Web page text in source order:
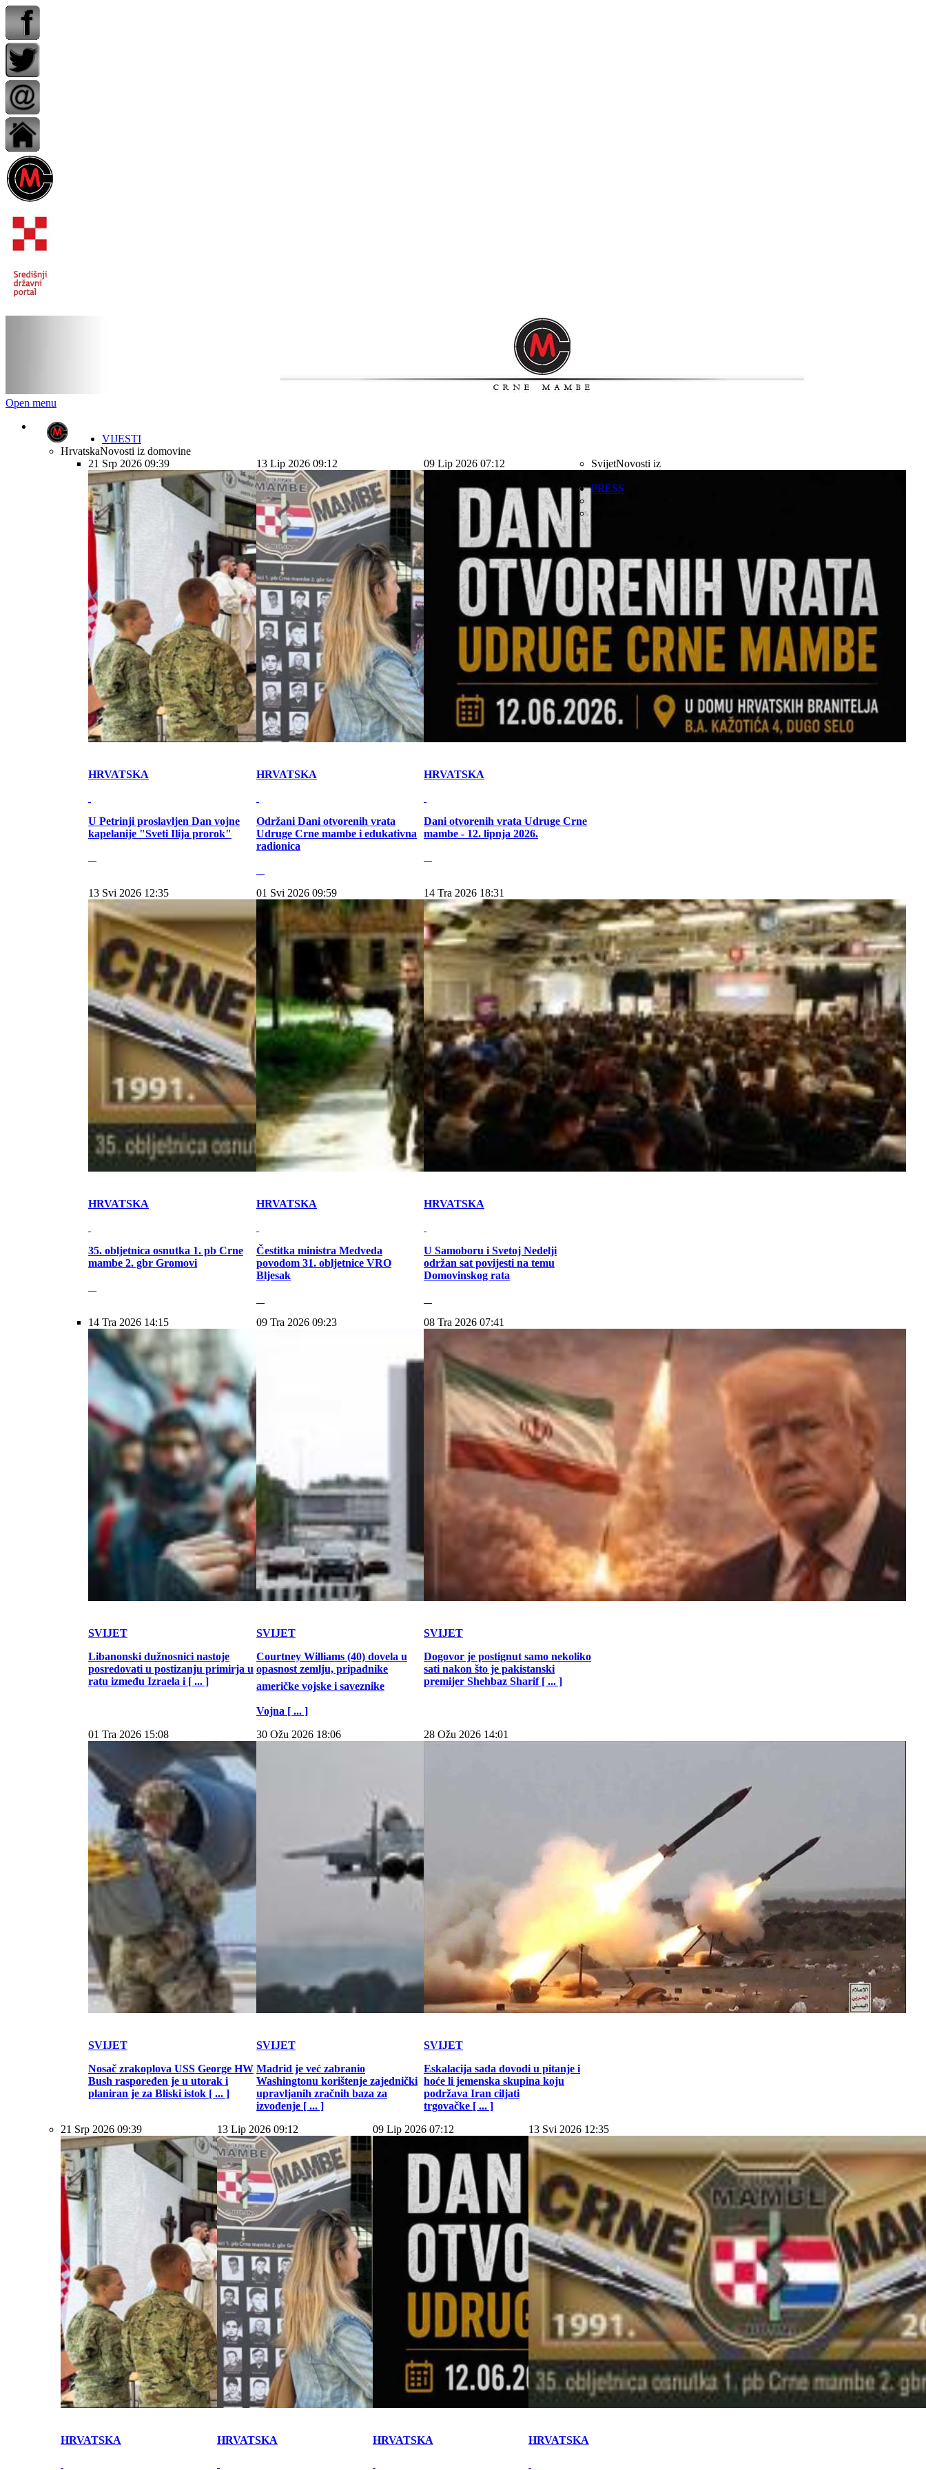
Open menu
VIJESTI
HrvatskaNovosti iz domovine
21 Srp 2026 09:39
HRVATSKA
U Petrinji proslavljen Dan vojne
kapelanije "Sveti Ilija prorok"
13 Lip 2026 09:12
HRVATSKA
Održani Dani otvorenih vrata
Udruge Crne mambe i edukativna
radionica
09 Lip 2026 07:12
HRVATSKA
Dani otvorenih vrata Udruge Crne
mambe - 12. lipnja 2026.
13 Svi 2026 12:35
HRVATSKA
35. obljetnica osnutka 1. pb Crne
mambe 2. gbr Gromovi
01 Svi 2026 09:59
HRVATSKA
Čestitka ministra Medveda
povodom 31. obljetnice VRO
Bljesak
14 Tra 2026 18:31
HRVATSKA
U Samoboru i Svetoj Nedelji
održan sat povijesti na temu
Domovinskog rata
SvijetNovosti iz
14 Tra 2026 14:15
SVIJET
Libanonski dužnosnici nastoje
posredovati u postizanju primirja u
ratu između Izraela i [ ... ]
09 Tra 2026 09:23
SVIJET
Courtney Williams (40) dovela u
opasnost zemlju, pripadnike
američke vojske i saveznike
Vojna [ ... ]
08 Tra 2026 07:41
SVIJET
Dogovor je postignut samo nekoliko
sati nakon što je pakistanski
premijer Shehbaz Sharif [ ... ]
01 Tra 2026 15:08
SVIJET
Nosač zrakoplova USS George HW
Bush raspoređen je u utorak i
planiran je za Bliski istok [ ... ]
30 Ožu 2026 18:06
SVIJET
Madrid je već zabranio
Washingtonu korištenje zajednički
upravljanih zračnih baza za
izvođenje [ ... ]
28 Ožu 2026 14:01
SVIJET
Eskalacija sada dovodi u pitanje i
hoće li jemenska skupina koju
podržava Iran ciljati
trgovačke [ ... ]
21 Srp 2026 09:39
HRVATSKA
13 Lip 2026 09:12
HRVATSKA
09 Lip 2026 07:12
HRVATSKA
13 Svi 2026 12:35
HRVATSKA
PRESS